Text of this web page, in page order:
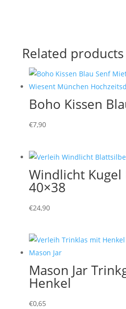
Related products
Boho Kissen
€7,90
Windlicht
40×38
€24,90
Mason Jar
Henkel
€0,65